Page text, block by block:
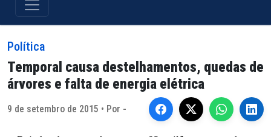
Política
Temporal causa destelhamentos, quedas de
árvores e falta de energia elétrica
9 de setembro de 2015 • Por -